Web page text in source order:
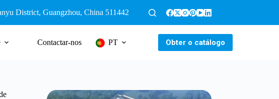
District, Guangzhou, China 511442
Contactar-nos PT Obter o catálogo